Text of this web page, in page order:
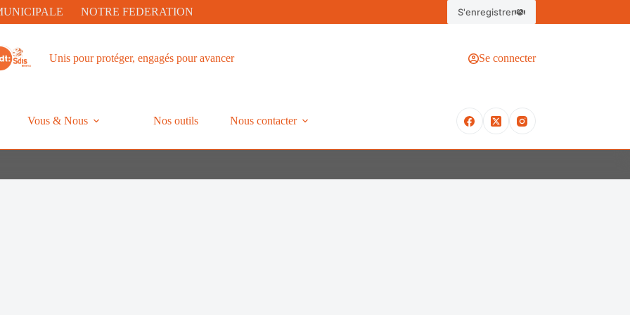
NOTRE FEDERATION S'enregistrer
Unis pour protéger, engagés pour avancer Se connecter
Vous & Nous Nos outils Nous contacter